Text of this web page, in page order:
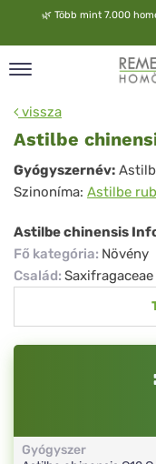
🌿 Több mint 7.000
vissza
Astilbe
Astilbe
chinensis
Gyógyszernév:
Szinoníma: Astilbe
Astilbe chinensis
Fő kategória: Növény
Család: Saxifragaceae
Gyógyszer